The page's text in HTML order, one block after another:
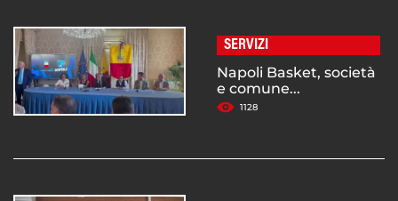
SERVIZI
Napoli Basket, società
e comune...
1128